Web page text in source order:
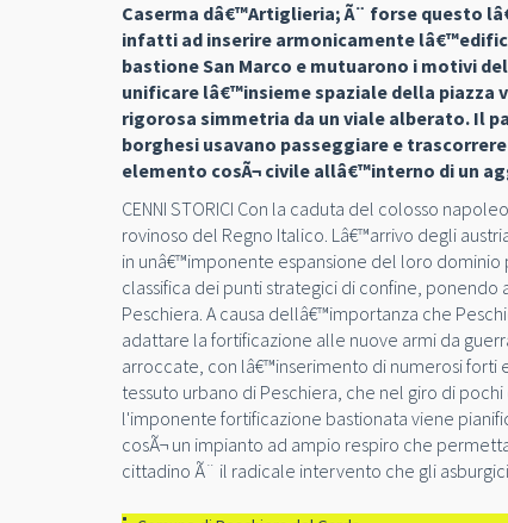
Caserma dâ€™Artiglieria; Ã¨ forse questo
infatti ad inserire armonicamente
bastione San Marco e mutuarono i motivi
unificare lâ€™insieme spaziale della piazza
rigorosa simmetria da un viale alberato. Il
borghesi usavano passeggiare e
elemento cosÃ¬ civile allâ€™interno di un
CENNI STORICI Con la caduta del colosso
rovinoso del Regno Italico. Lâ€™arrivo degli
in unâ€™imponente espansione del loro
classifica dei punti strategici di confine, ponendo
Peschiera. A causa dellâ€™importanza che
adattare la fortificazione alle nuove armi da
arroccate, con lâ€™inserimento di numerosi
tessuto urbano di Peschiera, che nel giro di
l'imponente fortificazione bastionata viene
cosÃ¬ un impianto ad ampio respiro che
cittadino Ã¨ il radicale intervento che gli